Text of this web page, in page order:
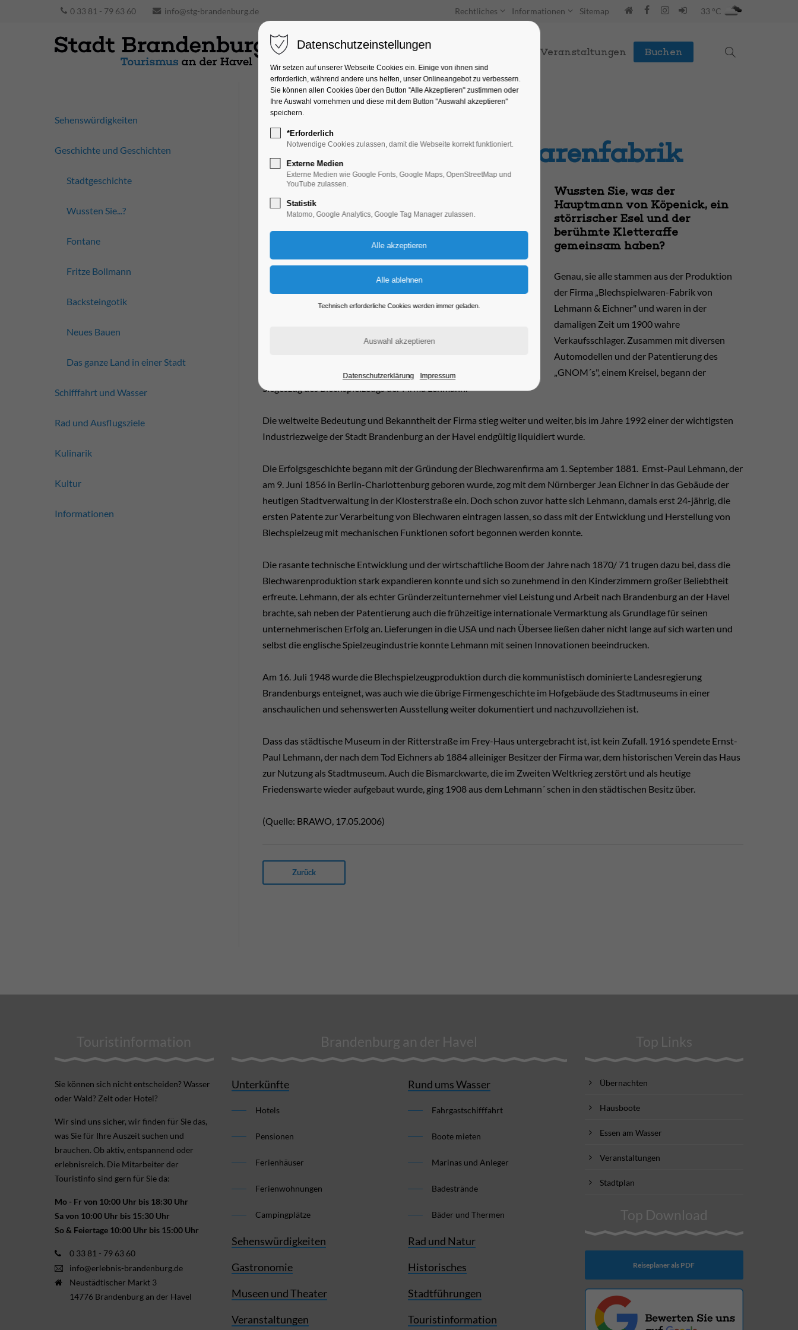
0 33 81 - 79 63 60 info@stg-brandenburg.de Rechtliches Informationen Sitemap 33 °C
Unterkünfte Entdecken & Erleben Veranstaltungen Buchen
E.P. Lehmann Spielwarenfabrik
Wussten Sie, was der
Hauptmann von Köpenick, ein
störrischer Esel und der
berühmte Kletteraffe
gemeinsam haben?
Genau, sie alle stammen aus der Produktion
der Firma „Blechspielwaren-Fabrik von
Lehmann & Eichner" und waren in der
damaligen Zeit um 1900 wahre
Verkaufsschlager. Zusammen mit diversen
Automodellen und der Patentierung des
„GNOM´s", einem Kreisel, begann der
Siegeszug des Blechspielzeugs der Firma Lehmann.
Die weltweite Bedeutung und Bekanntheit der Firma stieg weiter und weiter, bis im Jahre 1992 einer der wichtigsten
Industriezweige der Stadt Brandenburg an der Havel endgültig liquidiert wurde.
Die Erfolgsgeschichte begann mit der Gründung der Blechwarenfirma am 1. September 1881. Ernst-Paul Lehmann, der
am 9. Juni 1856 in Berlin-Charlottenburg geboren wurde, zog mit dem Nürnberger Jean Eichner in das Gebäude der
heutigen Stadtverwaltung in der Klosterstraße ein. Doch schon zuvor hatte sich Lehmann, damals erst 24-jährig, die
ersten Patente zur Verarbeitung von Blechwaren eintragen lassen, so dass mit der Entwicklung und Herstellung von
Blechspielzeug mit mechanischen Funktionen sofort begonnen werden konnte.
Die rasante technische Entwicklung und der wirtschaftliche Boom der Jahre nach 1870/ 71 trugen dazu bei, dass die
Blechwarenproduktion stark expandieren konnte und sich so zunehmend in den Kinderzimmern großer Beliebtheit
erfreute. Lehmann, der als echter Gründerzeitunternehmer viel Leistung und Arbeit nach Brandenburg an der Havel
brachte, sah neben der Patentierung auch die frühzeitige internationale Vermarktung als Grundlage für seinen
unternehmerischen Erfolg an. Lieferungen in die USA und nach Übersee ließen daher nicht lange auf sich warten und
selbst die englische Spielzeugindustrie konnte Lehmann mit seinen Innovationen beeindrucken.
Am 16. Juli 1948 wurde die Blechspielzeugproduktion durch die kommunistisch dominierte Landesregierung
Brandenburgs enteignet, was auch wie die übrige Firmengeschichte im Hofgebäude des Stadtmuseums in einer
anschaulichen und sehenswerten Ausstellung weiter dokumentiert und nachzuvollziehen ist.
Dass das städtische Museum in der Ritterstraße im Frey-Haus untergebracht ist, ist kein Zufall. 1916 spendete Ernst-
Paul Lehmann, der nach dem Tod Eichners ab 1884 alleiniger Besitzer der Firma war, dem historischen Verein das Haus
zur Nutzung als Stadtmuseum. Auch die Bismarckwarte, die im Zweiten Weltkrieg zerstört und als heutige
Friedenswarte wieder aufgebaut wurde, ging 1908 aus dem Lehmann´ schen in den städtischen Besitz über.
(Quelle: BRAWO, 17.05.2006)
Zurück
Sehenswürdigkeiten
Geschichte und Geschichten
Stadtgeschichte
Wussten Sie...?
Fontane
Fritze Bollmann
Backsteingotik
Neues Bauen
Das ganze Land in einer Stadt
Schifffahrt und Wasser
Rad und Ausflugsziele
Kulinarik
Kultur
Informationen
Touristinformation
Sie können sich nicht ent­scheiden? Wasser
oder Wald? Zelt oder Hotel?
Wir sind uns sicher, wir finden für Sie das,
was Sie für Ihre Aus­zeit suchen und
brauchen. Ob aktiv, ent­spannend oder
erlebnis­reich. Die Mitarbeiter der
Touristinfo sind gern für Sie da:
Mo - Fr von 10:00 Uhr bis 18:30 Uhr
Sa von 10:00 Uhr bis 15:30 Uhr
So & Feiertage 10:00 Uhr bis 15:00 Uhr
0 33 81 - 79 63 60
info@erlebnis-brandenburg.de
Neustädtischer Markt 3
14776 Brandenburg an der Havel
Brandenburg an der Havel
Unterkünfte
Hotels
Pensionen
Ferienhäuser
Ferienwohnungen
Campingplätze
Sehenswürdigkeiten
Gastronomie
Museen und Theater
Veranstaltungen
Rund ums Wasser
Fahrgastschifffahrt
Boote mieten
Marinas und Anleger
Badestrände
Bäder und Thermen
Rad und Natur
Historisches
Stadtführungen
Touristinformation
Top Links
Übernachten
Hausboote
Essen am Wasser
Veranstaltungen
Stadtplan
Top Download
Reiseplaner als PDF
Datenschutzeinstellungen
Wir setzen auf unserer Webseite Cookies ein. Einige von ihnen sind
erforderlich, während andere uns helfen, unser Onlineangebot zu verbessern.
Sie können allen Cookies über den Button "Alle Akzeptieren" zustimmen oder
Ihre Auswahl vornehmen und diese mit dem Button "Auswahl akzeptieren"
speichern.
*Erforderlich
Notwendige Cookies zulassen, damit die Webseite korrekt funktioniert.
Externe Medien
Externe Medien wie Google Fonts, Google Maps, OpenStreetMap und
YouTube zulassen.
Statistik
Matomo, Google Analytics, Google Tag Manager zulassen.
Technisch erforderliche Cookies werden immer geladen.
Datenschutzerklärung Impressum